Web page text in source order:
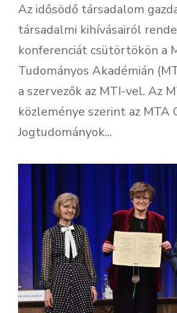
Az idősödő társadalom
társadalmi kihívásairól
konferenciát csütörtökön a
Tudományos Akadémián
a szervezők az MTI-vel. Az
közleménye szerint az MTA
Jogtudományok...